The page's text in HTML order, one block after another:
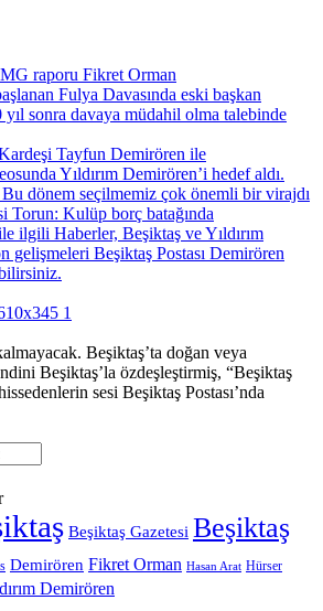
Beşiktaş’ta doğan veya
Beşiktaş’la özdeşleştirmiş, “Beşiktaş
sesi Beşiktaş Postası’nda
Beşiktaş Gazetesi Beşiktaş
Demirören Fikret Orman Hasan Arat Hürser
Demirören